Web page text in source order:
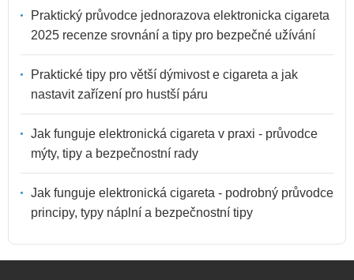
Praktický průvodce jednorazova elektronicka cigareta
2025 recenze srovnání a tipy pro bezpečné užívání
Praktické tipy pro větší dýmivost e cigareta a jak
nastavit zařízení pro hustší páru
Jak funguje elektronická cigareta v praxi - průvodce
mýty, tipy a bezpečnostní rady
Jak funguje elektronická cigareta - podrobný průvodce
principy, typy náplní a bezpečnostní tipy